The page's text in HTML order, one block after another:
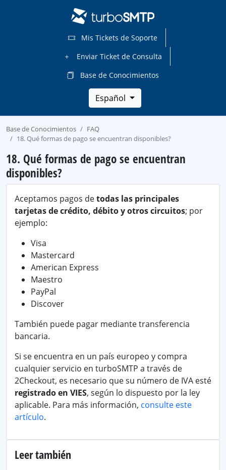
Mis Tickets de Soporte
Enviar Ticket de Consulta
Base de Conocimientos
Español
Base de Conocimientos
FAQ
18. Qué formas de pago se encuentran disponibles?
18. Qué formas de pago se encuentran
disponibles?
Aceptamos pagos detodas las principales
tarjetas de crédito, débito y otros circuitos; por
ejemplo:
Visa
Mastercard
American Express
Maestro
PayPal
Discover
También puede pagar mediante transferencia
bancaria.
Si se encuentra en un país europeo y compra
cualquier servicio en turboSMTP a través de
2Checkout, es necesario que su número de IVA esté
registrado en VIES, según lo dispuesto por la ley
aplicable. Para más información, consulte este
artículo.
Leer también